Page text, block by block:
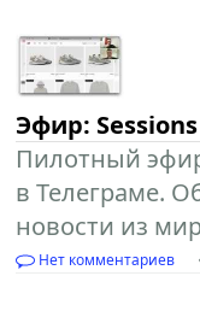
Эфир: Sessions
Пилотный
в Телеграме.
новости из
Нет комментариев